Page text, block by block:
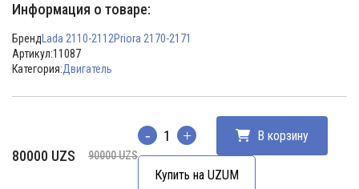
Информация о товаре:
Бренд Lada 2110-2112Priora 2170-2171
Артикул:11087
Категория:Двигатель
90000UZS
Первоначальная
80000 UZS
Текущая
Количество В корзину
Купить на UZUM